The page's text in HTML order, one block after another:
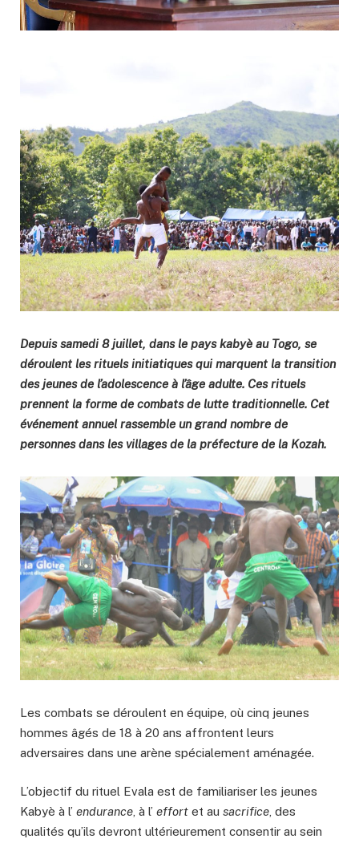
Depuis samedi 8 juillet, dans le pays kabyè au Togo, se
déroulent les rituels initiatiques qui marquent la transition
des jeunes de l’adolescence à l’âge adulte. Ces rituels
prennent la forme de combats de lutte traditionnelle. Cet
événement annuel rassemble un grand nombre de
personnes dans les villages de la préfecture de la Kozah.
Les combats se déroulent en équipe, où cinq jeunes
hommes âgés de 18 à 20 ans affrontent leurs
adversaires dans une arène spécialement aménagée.
L’objectif du rituel Evala est de familiariser les jeunes
Kabyè à l’ endurance , à l’ effort et au sacrifice , des
qualités qu’ils devront ultérieurement consentir au sein